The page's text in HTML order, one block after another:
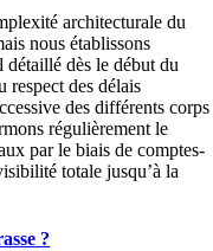
architecturale du
nous établissons
dès le début du
respect des délais
des différents corps
régulièrement le
par le biais de comptes-
totale jusqu’à la
?